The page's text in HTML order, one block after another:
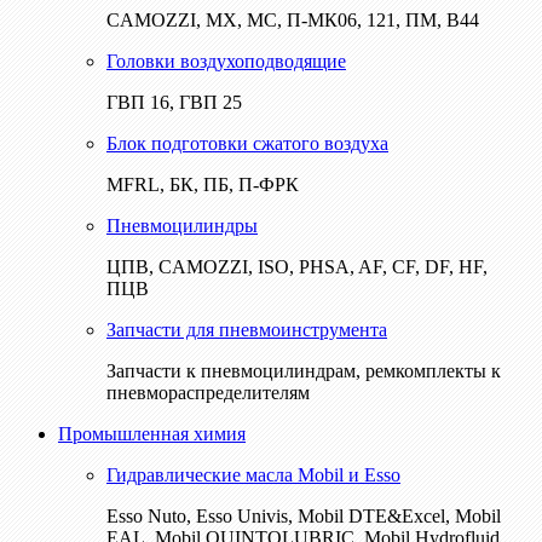
CAMOZZI, МХ, МС, П-МК06, 121, ПМ, В44
Головки воздухоподводящие
ГВП 16, ГВП 25
Блок подготовки сжатого воздуха
MFRL, БК, ПБ, П-ФРК
Пневмоцилиндры
ЦПВ, CAMOZZI, ISO, PHSA, AF, CF, DF, HF,
ПЦВ
Запчасти для пневмоинструмента
Запчасти к пневмоцилиндрам, ремкомплекты к
пневмораспределителям
Промышленная химия
Гидравлические масла Mobil и Esso
Esso Nuto, Esso Univis, Mobil DTE&Excel, Mobil
EAL, Mobil QUINTOLUBRIC, Mobil Hydrofluid,